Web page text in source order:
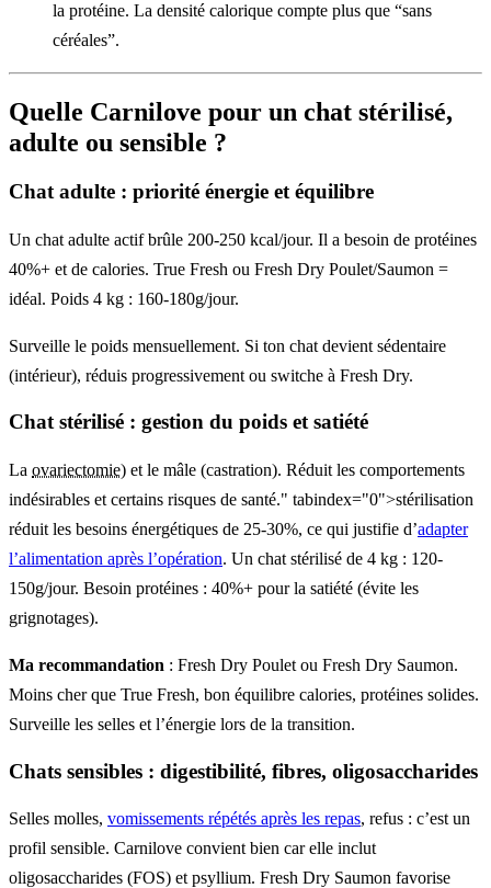
la protéine. La densité calorique compte plus que “sans
céréales”.
Quelle Carnilove pour un chat stérilisé,
adulte ou sensible ?
Chat adulte : priorité énergie et équilibre
Un chat adulte actif brûle 200-250 kcal/jour. Il a besoin de protéines
40%+ et de calories. True Fresh ou Fresh Dry Poulet/Saumon =
idéal. Poids 4 kg : 160-180g/jour.
Surveille le poids mensuellement. Si ton chat devient sédentaire
(intérieur), réduis progressivement ou switche à Fresh Dry.
Chat stérilisé : gestion du poids et satiété
La ovariectomie) et le mâle (castration). Réduit les comportements
indésirables et certains risques de santé." tabindex="0">stérilisation
réduit les besoins énergétiques de 25-30%, ce qui justifie d’adapter
l’alimentation après l’opération. Un chat stérilisé de 4 kg : 120-
150g/jour. Besoin protéines : 40%+ pour la satiété (évite les
grignotages).
Ma recommandation : Fresh Dry Poulet ou Fresh Dry Saumon.
Moins cher que True Fresh, bon équilibre calories, protéines solides.
Surveille les selles et l’énergie lors de la transition.
Chats sensibles : digestibilité, fibres, oligosaccharides
Selles molles, vomissements répétés après les repas, refus : c’est un
profil sensible. Carnilove convient bien car elle inclut
oligosaccharides (FOS) et psyllium. Fresh Dry Saumon favorise